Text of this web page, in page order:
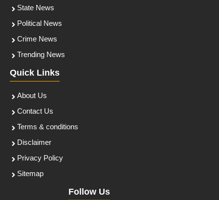
State News
Political News
Crime News
Trending News
Quick Links
About Us
Contact Us
Terms & conditions
Disclaimer
Privacy Policy
Sitemap
Follow Us